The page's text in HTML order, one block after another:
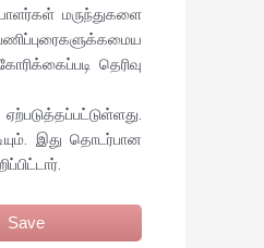
மருந்துகளை
தெரிவு
இது தொடர்பான
Save